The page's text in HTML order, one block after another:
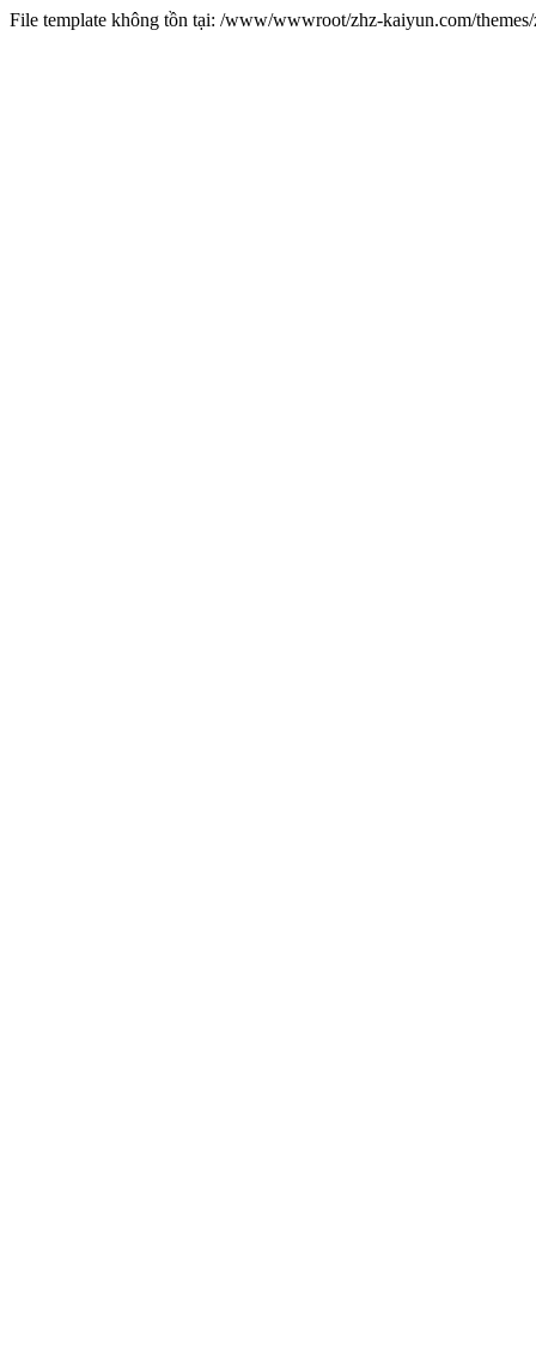
File template không tồn tại: /www/wwwroot/zhz-kaiyun.com/